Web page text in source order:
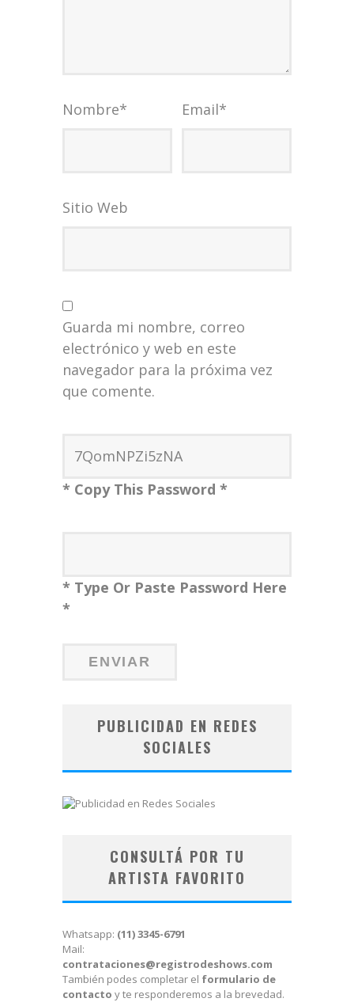
Nombre* Email*
Sitio Web
Guarda mi nombre, correo
electrónico y web en este
navegador para la próxima vez
que comente.
* Copy This Password *
* Type Or Paste Password Here
*
PUBLICIDAD EN REDES
SOCIALES
CONSULTÁ POR TU
ARTISTA FAVORITO
Whatsapp: (11) 3345-6791
Mail:
contrataciones@registrodeshows.com
También podes completar el formulario de
contacto y te responderemos a la brevedad.